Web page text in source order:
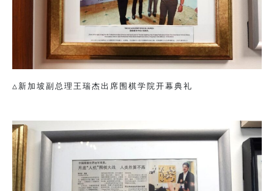
△新加坡副总理王瑞杰出席围棋学院开幕典礼